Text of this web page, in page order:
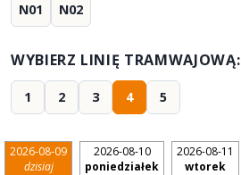
N01 N02
WYBIERZ LINIĘ TRAMWAJOWĄ:
1 2 3 4 5
2026-08-09
dzisiaj
2026-08-10
poniedziałek
2026-08-11
wtorek